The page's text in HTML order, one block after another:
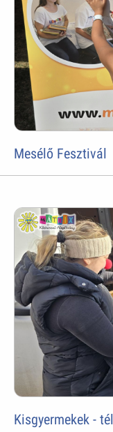
Mesélő Fesztivál
Kisgyermekek -